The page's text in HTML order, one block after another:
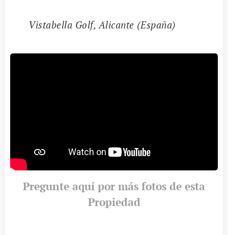
Vistabella Golf, Alicante (España)
Pregunte aquí por más fotos de esta
Propiedad